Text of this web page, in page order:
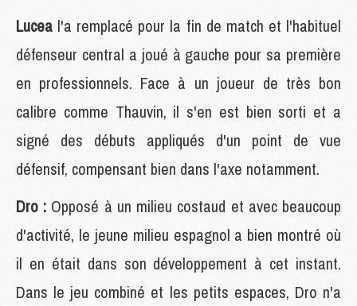
Lucea l'a remplacé pour la fin de match et l'habituel
défenseur central a joué à gauche pour sa première
en professionnels. Face à un joueur de très bon
calibre comme Thauvin, il s'en est bien sorti et a
signé des débuts appliqués d'un point de vue
défensif, compensant bien dans l'axe notamment.
Dro : Opposé à un milieu costaud et avec beaucoup
d'activité, le jeune milieu espagnol a bien montré où
il en était dans son développement à cet instant.
Dans le jeu combiné et les petits espaces, Dro n'a